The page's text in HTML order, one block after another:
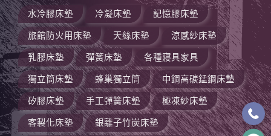
水冷膠床墊 冷凝床墊
記憶膠床墊
旅館防火用床墊
天絲床墊
涼感紗床墊
乳膠床墊
彈簧床墊
各種寢具家具
獨立筒床墊
蜂巢獨立筒
中鋼高碳錳鋼床墊
矽膠床墊
手工彈簧床墊
極凍紗床墊
客製化床墊
銀離子竹炭床墊